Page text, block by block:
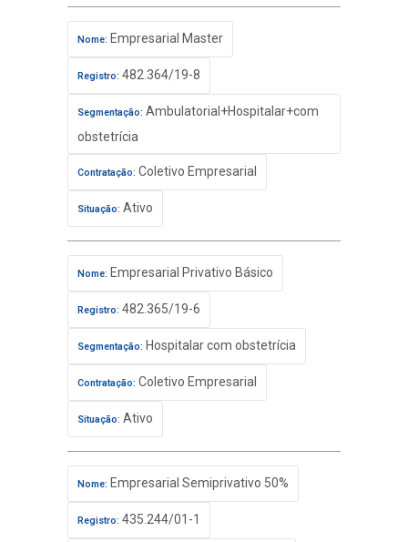
Nome: Empresarial Master
Registro: 482.364/19-8
Segmentação: Ambulatorial+Hospitalar+com
obstetrícia
Contratação: Coletivo Empresarial
Situação: Ativo
Nome: Empresarial Privativo Básico
Registro: 482.365/19-6
Segmentação: Hospitalar com obstetrícia
Contratação: Coletivo Empresarial
Situação: Ativo
Nome: Empresarial Semiprivativo 50%
Registro: 435.244/01-1